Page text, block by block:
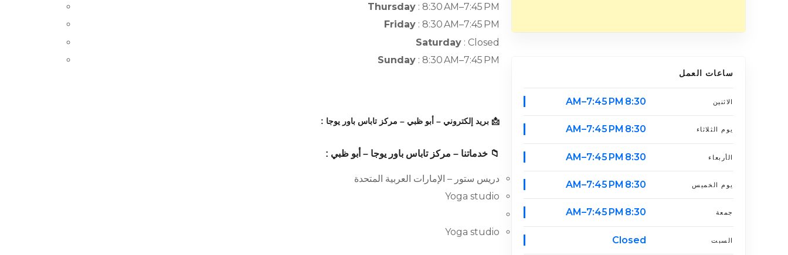
ساعات العمل
الاثنين 8:30 AM–7:45 PM
يوم الثلاثاء 8:30 AM–7:45 PM
الأربعاء 8:30 AM–7:45 PM
يوم الخميس 8:30 AM–7:45 PM
جمعة 8:30 AM–7:45 PM
السبت Closed
Thursday : 8:30 AM–7:45 PM
Friday : 8:30 AM–7:45 PM
Saturday : Closed
Sunday : 8:30 AM–7:45 PM
📩 بريد إلكتروني – أبو ظبي – مركز تاباس باور يوجا :
📁 خدماتنا – مركز تاباس باور يوجا – أبو ظبي :
دريس ستور – الإمارات العربية المتحدة
Yoga studio
Yoga studio